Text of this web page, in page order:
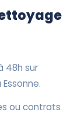
48h sur
ou contrats